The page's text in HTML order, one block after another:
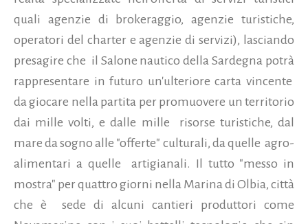
quali agenzie di brokeraggio, agenzie turistiche,
operatori del charter e agenzie di servizi), lasciando
presagire che il Salone nautico della Sardegna potrà
rappresentare in futuro un'ulteriore carta vincente
da giocare nella partita per promuovere un territorio
dai mille volti, e dalle mille risorse turistiche, dal
mare da sogno alle "offerte" culturali, da quelle agro-
alimentari a quelle artigianali. Il tutto "messo in
mostra" per quattro giorni nella Marina di Olbia, città
che è sede di alcuni cantieri produttori come